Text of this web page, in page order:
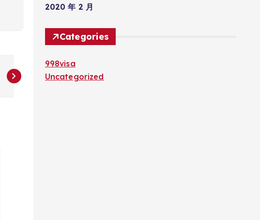
2020 年 2 月
Categories
998visa
Uncategorized